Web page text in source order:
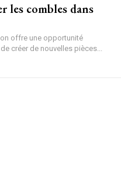
les combles dans
offre une opportunité
créer de nouvelles pièces...